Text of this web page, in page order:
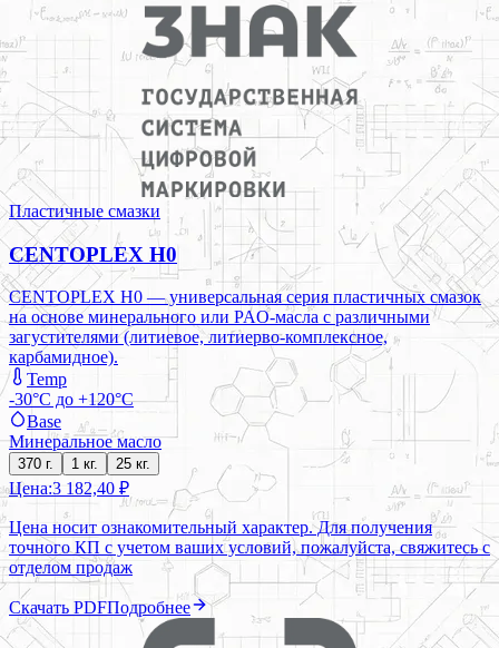
Пластичные смазки
CENTOPLEX H0
CENTOPLEX H0 — универсальная серия пластичных смазок
на основе минерального или PAO-масла с различными
загустителями (литиевое, литиерво-комплексное,
карбамидное).
Temp
-30°C до +120°C
Base
Минеральное масло
370 г. 1 кг. 25 кг.
Цена:3 182,40 ₽
Цена носит ознакомительный характер. Для получения
точного КП с учетом ваших условий, пожалуйста, свяжитесь с
отделом продаж
Скачать PDFПодробнее